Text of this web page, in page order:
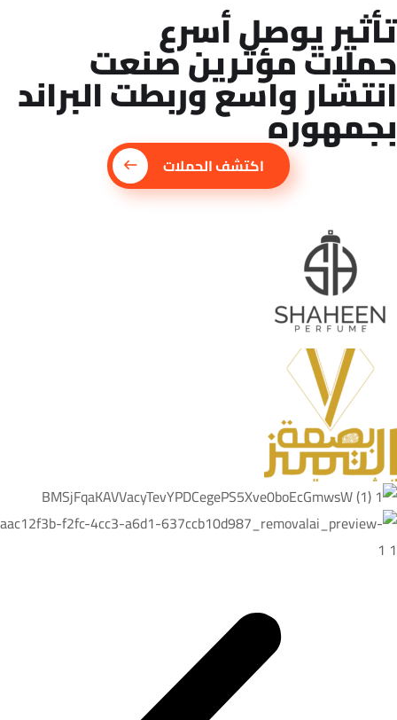
تأثير يوصل أسرع
حملات مؤثرين صنعت
انتشار واسع وربطت البراند
بجمهوره
اكتشف الحملات